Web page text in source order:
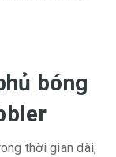
bóng
thời gian dài,